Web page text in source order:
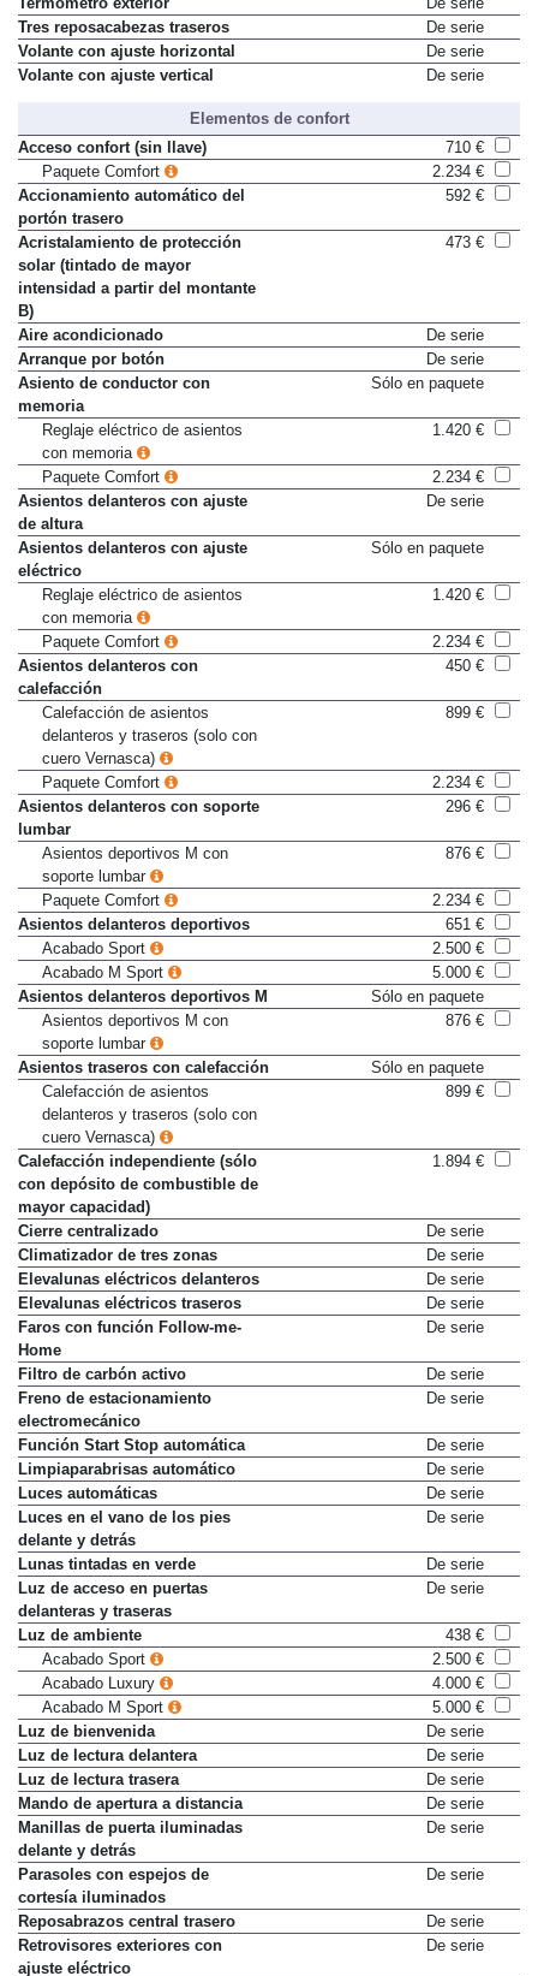
Termómetro exterior
De serie
Tres reposacabezas traseros
De serie
Volante con ajuste horizontal
De serie
Elementos de confort
Acceso confort (sin llave)
710 €
Paquete Comfort
2.234 €
Accionamiento automático del
portón trasero
Acristalamiento de protección
solar (tintado de mayor
intensidad a partir del montante
B)
Aire acondicionado
De serie
Arranque por botón
De serie
Asiento de conductor con
memoria
Reglaje eléctrico de asientos
con memoria
Paquete Comfort
2.234 €
Asientos delanteros con ajuste
de altura
Asientos delanteros con ajuste
eléctrico
Reglaje eléctrico de asientos
con memoria
Paquete Comfort
2.234 €
Asientos delanteros con
calefacción
Calefacción de asientos
delanteros y traseros (solo con
cuero Vernasca)
Paquete Comfort
2.234 €
Asientos delanteros con soporte
lumbar
Asientos deportivos M con
soporte lumbar
Paquete Comfort
2.234 €
Asientos delanteros deportivos
651 €
Acabado Sport
2.500 €
Acabado M Sport
5.000 €
Asientos delanteros deportivos M
Sólo en paquete
Asientos deportivos M con
soporte lumbar
Asientos traseros con calefacción
Sólo en paquete
Calefacción de asientos
delanteros y traseros (solo con
cuero Vernasca)
Calefacción independiente (sólo
con depósito de combustible de
mayor capacidad)
Cierre centralizado
De serie
Climatizador de tres zonas
De serie
Elevalunas eléctricos delanteros
De serie
Elevalunas eléctricos traseros
De serie
Faros con función Follow-me-
Home
Filtro de carbón activo
De serie
Freno de estacionamiento
electromecánico
Función Start Stop automática
De serie
Limpiaparabrisas automático
De serie
Luces automáticas
De serie
Luces en el vano de los pies
delante y detrás
Lunas tintadas en verde
De serie
Luz de acceso en puertas
delanteras y traseras
Luz de ambiente
438 €
Acabado Sport
2.500 €
Acabado Luxury
4.000 €
Acabado M Sport
5.000 €
Luz de bienvenida
De serie
Luz de lectura delantera
De serie
Luz de lectura trasera
De serie
Mando de apertura a distancia
De serie
Manillas de puerta iluminadas
delante y detrás
Parasoles con espejos de
cortesía iluminados
Reposabrazos central trasero
De serie
Retrovisores exteriores con